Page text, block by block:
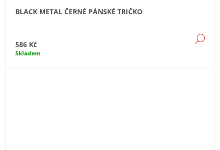
BLACK METAL ČERNÉ PÁNSKÉ TRIČKO
586 Kč
Skladem